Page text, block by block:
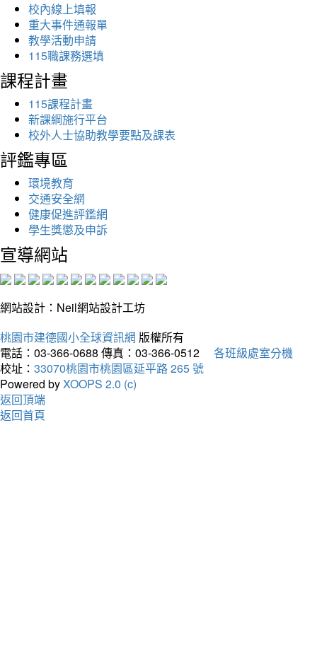
校內線上填報
重大事件通報單
教學活動申請
115職課務選填
課程計畫
115課程計畫
新課綱施行平台
校外人士協助教學要點及課表
評鑑專區
環境教育
交通安全網
健康促進評鑑網
學生獎懲及申訴
宣導網站
網站設計：Neil網站設計工坊
桃園市建德國小全球資訊網 版權所有
電話：03-366-0688 傳真：03-366-0512
各班級處室分機
校址： 33070桃園市桃園區延平路 265 號
Powered byXOOPS 2.0 (c)
返回頂端
返回首頁